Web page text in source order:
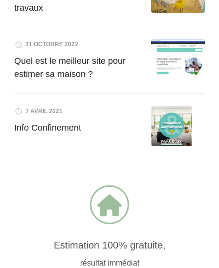
travaux
31 OCTOBRE 2022
Quel est le meilleur site pour
estimer sa maison ?
7 AVRIL 2021
Info Confinement
Estimation 100% gratuite,
résultat immédiat